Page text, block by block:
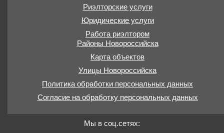
Риэлторские услуги
Юридические услуги
Работа риэлтором
Районы Новороссийска
Карта объектов
Улицы Новороссийска
Политика обработки персональных данных
Согласие на обработку персональных данных
Мы в соц.сетях: